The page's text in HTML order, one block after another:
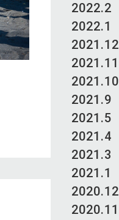
2022.2
2022.1
2021.12
2021.11
2021.10
2021.9
2021.5
2021.4
2021.3
2021.1
2020.12
2020.11